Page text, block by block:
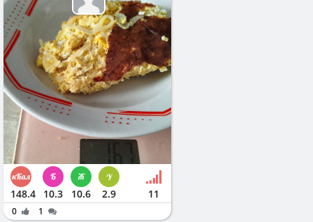
148.4 10.3 10.6 2.9 11
0 1